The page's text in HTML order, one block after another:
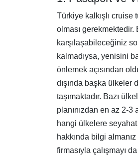
Türkiye kalkışlı
olması
karşılaşabileceğiniz
kalmadıysa, yenisini
önlemek açısından
dışında başka
taşımaktadır. Bazı
planınızdan en az 2-
hangi ülkelere
hakkında bilgi
firmasıyla çalışmayı